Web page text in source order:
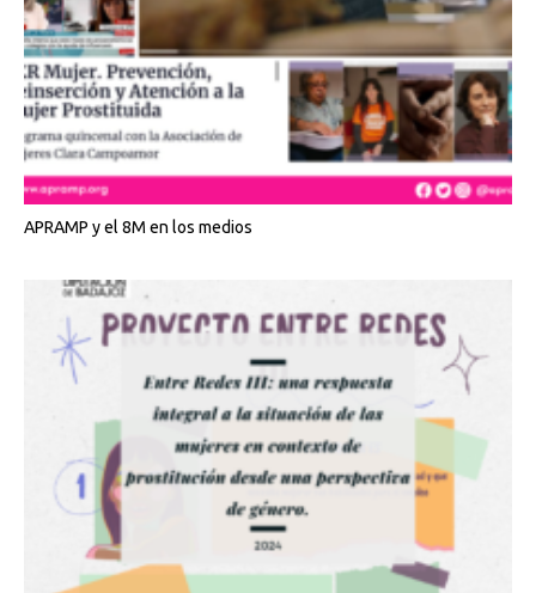
APRAMP y el 8M en los medios